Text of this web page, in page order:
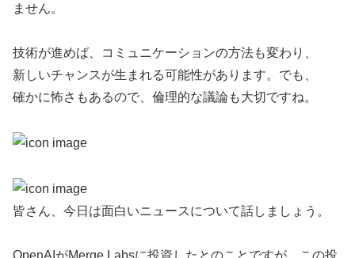
ません。
技術が進めば、コミュニケーションの方法も変わり、
新しいチャンスが生まれる可能性があります。でも、
確かに怖さもあるので、倫理的な議論も大切ですね。
皆さん、今日は面白いニュースについて話しましょう。